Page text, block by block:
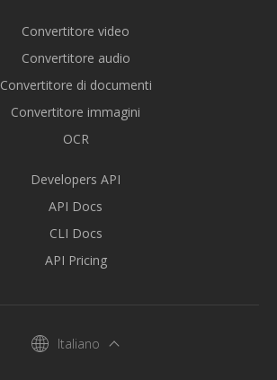
Convertitore video
Convertitore audio
Convertitore di documenti
Convertitore immagini
OCR
Developers API
API Docs
CLI Docs
API Pricing
Italiano